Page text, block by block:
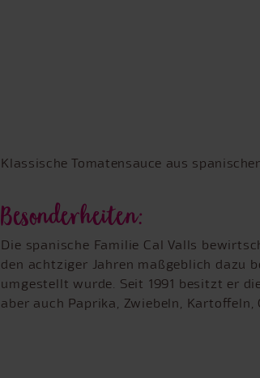
Klassische Tomatensauce aus
Besonderheiten:
Die spanische Familie Cal Valls
den achtziger Jahren maßgeblich dazu
umgestellt wurde. Seit 1991 besitzt er
aber auch Paprika, Zwiebeln,